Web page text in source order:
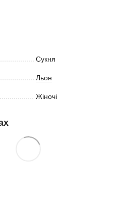
Сукня
Льон
Жіночі